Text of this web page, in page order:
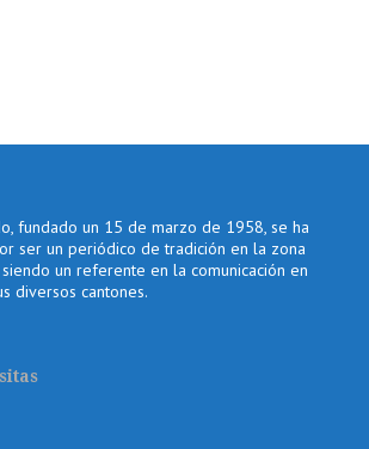
fundado un 15 de marzo de 1958, se ha
ser un periódico de tradición en la zona
un referente en la comunicación en
diversos cantones.